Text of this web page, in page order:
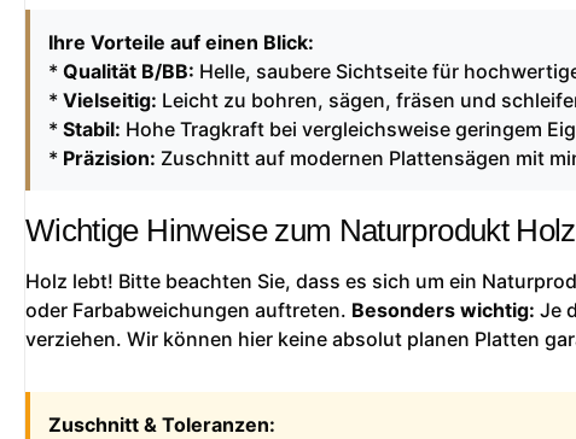
Ihre Vorteile auf einen Blick:
* Qualität B/BB: Helle, saubere Sichtseite für
* Vielseitig: Leicht zu bohren, sägen, fräsen und
* Stabil: Hohe Tragkraft bei vergleichsweise geringem
* Präzision: Zuschnitt auf modernen Plattensägen mit
Wichtige Hinweise zum Naturprodukt Holz
Holz lebt! Bitte beachten Sie, dass es sich um ein
oder Farbabweichungen auftreten. Besonders wichtig: Je
verziehen. Wir können hier keine absolut planen Platten
Zuschnitt & Toleranzen: